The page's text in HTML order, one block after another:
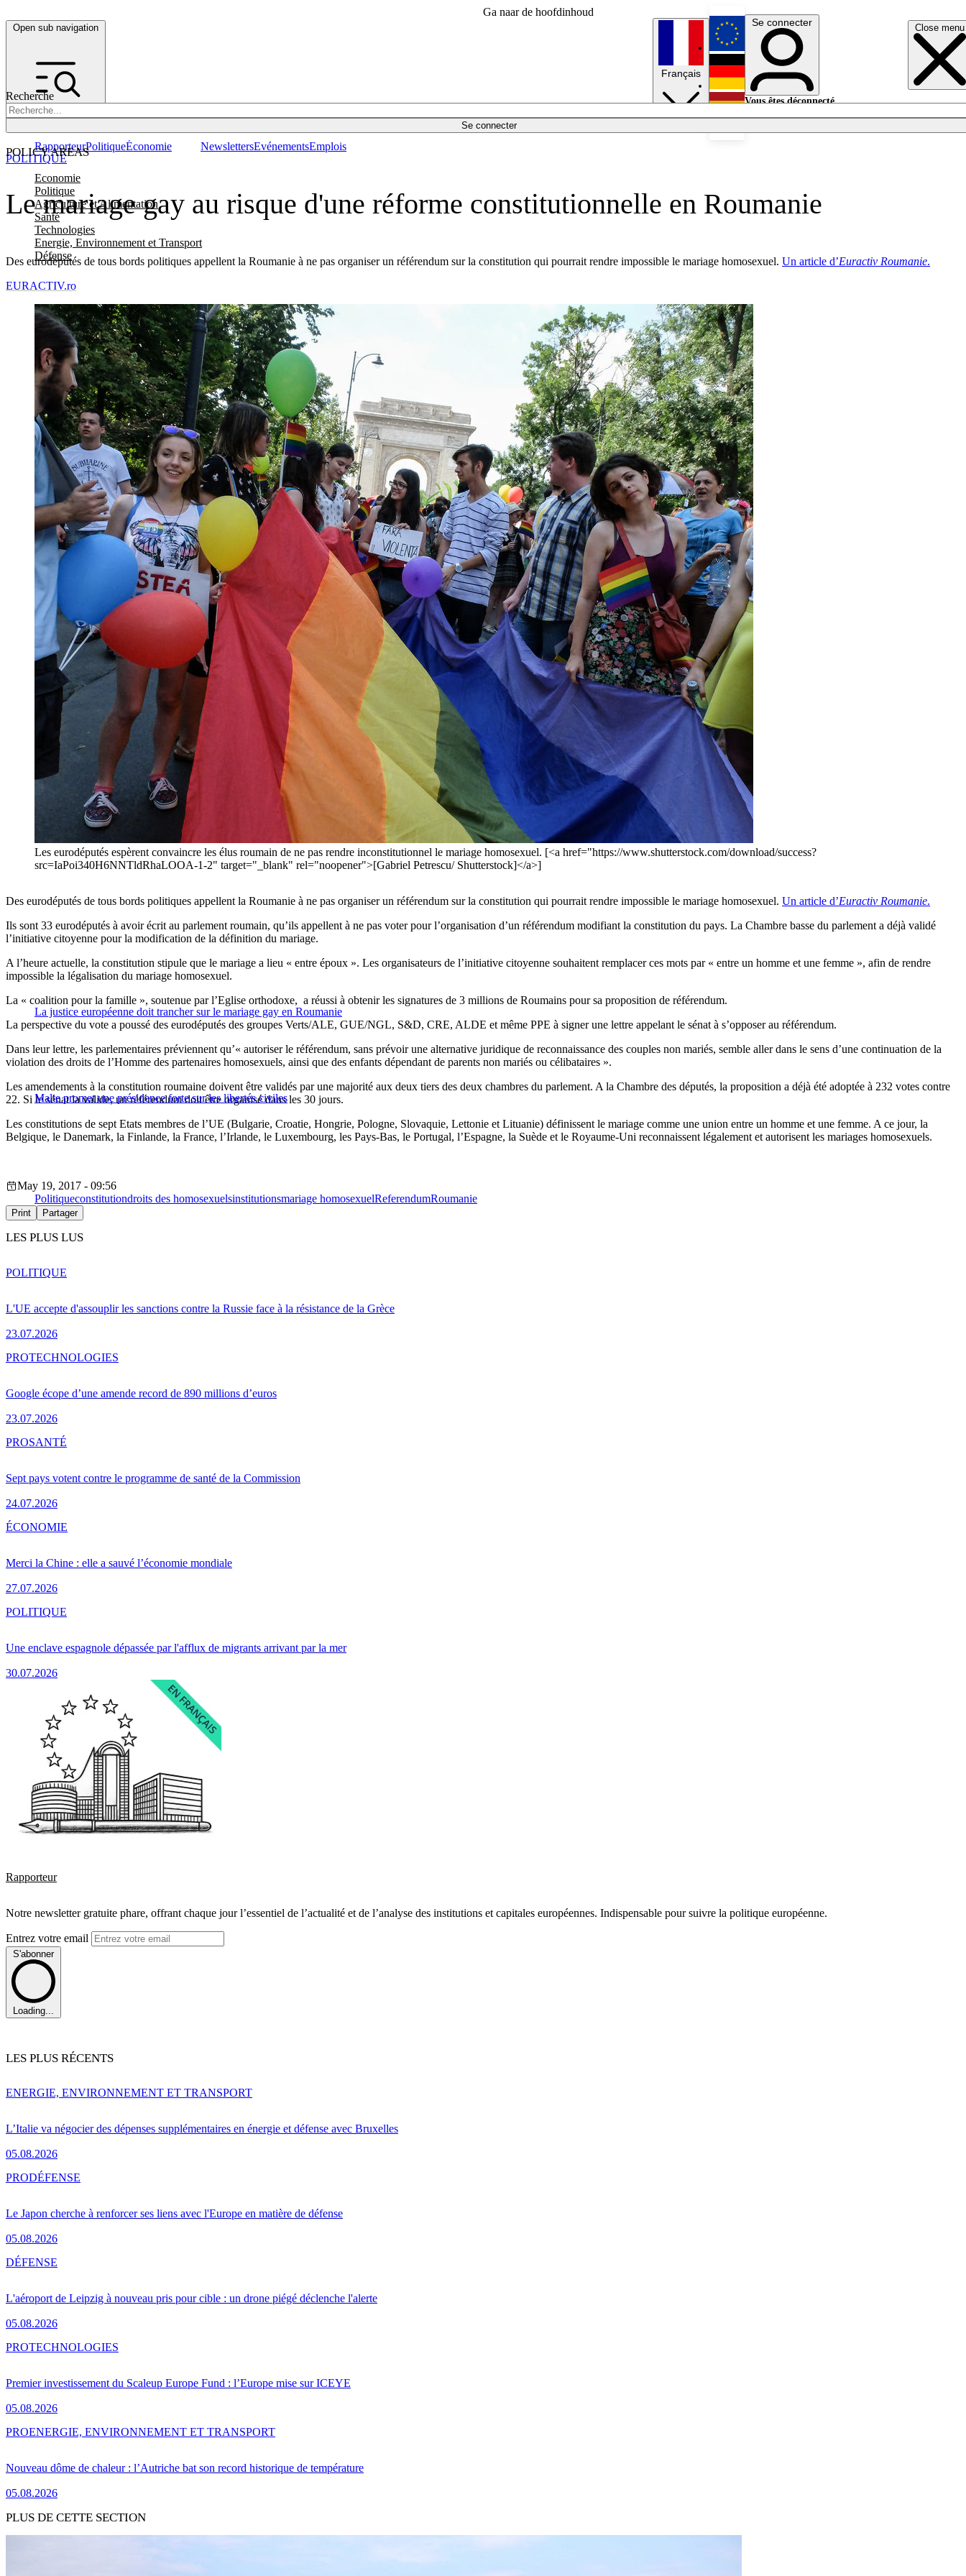
Ga naar de hoofdinhoud
Open sub navigation Close menu
Recherche
Se connecter
POLICY AREAS
Economie
Politique
Agriculture et Alimentation
Santé
Technologies
Energie, Environnement et Transport
Défense
RapporteurPolitiqueÉconomie NewslettersEvénementsEmplois
Français
English
Deutsch
Se connecter
Vous êtes déconnecté.
Le mariage gay au risque d'une réforme constitutionnelle en Roumanie
Des eurodéputés de tous bords politiques appellent la Roumanie à ne pas organiser un référendum sur la constitution qui pourrait rendre impossible le mariage homosexuel. Un article d’Euractiv Roumanie.
POLITIQUE
EURACTIV.ro
Les eurodéputés espèrent convaincre les élus roumain de ne pas rendre inconstitutionnel le mariage homosexuel. [<a href="https://www.shutterstock.com/download/success?
src=IaPoi340H6NNTldRhaLOOA-1-2" target="_blank" rel="noopener">[Gabriel Petrescu/ Shutterstock]</a>]
Des eurodéputés de tous bords politiques appellent la Roumanie à ne pas organiser un référendum sur la constitution qui pourrait rendre impossible le mariage homosexuel. Un article d’Euractiv Roumanie.
Ils sont 33 eurodéputés à avoir écrit au parlement roumain, qu’ils appellent à ne pas voter pour l’organisation d’un référendum modifiant la constitution du pays. La Chambre basse du parlement a déjà validé
l’initiative citoyenne pour la modification de la définition du mariage.
A l’heure actuelle, la constitution stipule que le mariage a lieu « entre époux ». Les organisateurs de l’initiative citoyenne souhaitent remplacer ces mots par « entre un homme et une femme », afin de rendre
impossible la légalisation du mariage homosexuel.
La justice européenne doit trancher sur le mariage gay en Roumanie
La « coalition pour la famille », soutenue par l’Eglise orthodoxe, a réussi à obtenir les signatures de 3 millions de Roumains pour sa proposition de référendum.
La perspective du vote a poussé des eurodéputés des groupes Verts/ALE, GUE/NGL, S&D, CRE, ALDE et même PPE à signer une lettre appelant le sénat à s’opposer au référendum.
Dans leur lettre, les parlementaires préviennent qu’« autoriser le référendum, sans prévoir une alternative juridique de reconnaissance des couples non mariés, semble aller dans le sens d’une continuation de la
violation des droits de l’Homme des partenaires homosexuels, ainsi que des enfants dépendant de parents non mariés ou célibataires ».
Malte promet une présidence forte sur les libertés civiles
Les amendements à la constitution roumaine doivent être validés par une majorité aux deux tiers des deux chambres du parlement. A la Chambre des députés, la proposition a déjà été adoptée à 232 votes contre
22. Si le sénat la valide, un référendum doit être organisé dans les 30 jours.
Les constitutions de sept Etats membres de l’UE (Bulgarie, Croatie, Hongrie, Pologne, Slovaquie, Lettonie et Lituanie) définissent le mariage comme une union entre un homme et une femme. A ce jour, la
Belgique, le Danemark, la Finlande, la France, l’Irlande, le Luxembourg, les Pays-Bas, le Portugal, l’Espagne, la Suède et le Royaume-Uni reconnaissent légalement et autorisent les mariages homosexuels.
May 19, 2017 - 09:56
Politiqueconstitutiondroits des homosexuelsinstitutionsmariage homosexuelReferendumRoumanie
Print Partager
LES PLUS LUS
L'UE accepte d'assouplir les sanctions contre la Russie face à la résistance de la Grèce
23.07.2026
POLITIQUE
Google écope d’une amende record de 890 millions d’euros
23.07.2026
PROTECHNOLOGIES
Sept pays votent contre le programme de santé de la Commission
24.07.2026
PROSANTÉ
Merci la Chine : elle a sauvé l’économie mondiale
27.07.2026
ÉCONOMIE
Une enclave espagnole dépassée par l'afflux de migrants arrivant par la mer
30.07.2026
POLITIQUE
Rapporteur
Notre newsletter gratuite phare, offrant chaque jour l’essentiel de l’actualité et de l’analyse des institutions et capitales européennes. Indispensable pour suivre la politique européenne.
Entrez votre email
S'abonner
Loading...
LES PLUS RÉCENTS
L’Italie va négocier des dépenses supplémentaires en énergie et défense avec Bruxelles
05.08.2026
ENERGIE, ENVIRONNEMENT ET TRANSPORT
Le Japon cherche à renforcer ses liens avec l'Europe en matière de défense
05.08.2026
PRODÉFENSE
L'aéroport de Leipzig à nouveau pris pour cible : un drone piégé déclenche l'alerte
05.08.2026
DÉFENSE
Premier investissement du Scaleup Europe Fund : l’Europe mise sur ICEYE
05.08.2026
PROTECHNOLOGIES
Nouveau dôme de chaleur : l’Autriche bat son record historique de température
05.08.2026
PROENERGIE, ENVIRONNEMENT ET TRANSPORT
PLUS DE CETTE SECTION